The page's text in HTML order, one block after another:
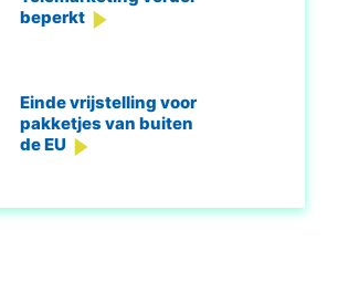
beperkt
Einde vrijstelling voor
pakketjes van buiten
de EU